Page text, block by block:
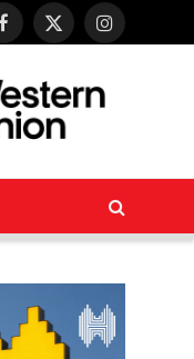
Facebook
X
Instagram